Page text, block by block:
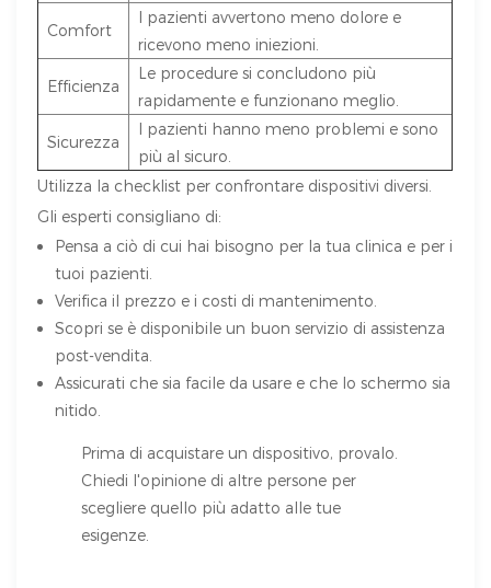
Comfort
I pazienti avvertono meno dolore e
ricevono meno iniezioni.
Efficienza
Le procedure si concludono più
rapidamente e funzionano meglio.
Sicurezza
I pazienti hanno meno problemi e sono
più al sicuro.
Utilizza la checklist per confrontare dispositivi diversi.
Gli esperti consigliano di:
Pensa a ciò di cui hai bisogno per la tua clinica e per i
tuoi pazienti.
Verifica il prezzo e i costi di mantenimento.
Scopri se è disponibile un buon servizio di assistenza
post-vendita.
Assicurati che sia facile da usare e che lo schermo sia
nitido.
Prima di acquistare un dispositivo, provalo.
Chiedi l'opinione di altre persone per
scegliere quello più adatto alle tue
esigenze.